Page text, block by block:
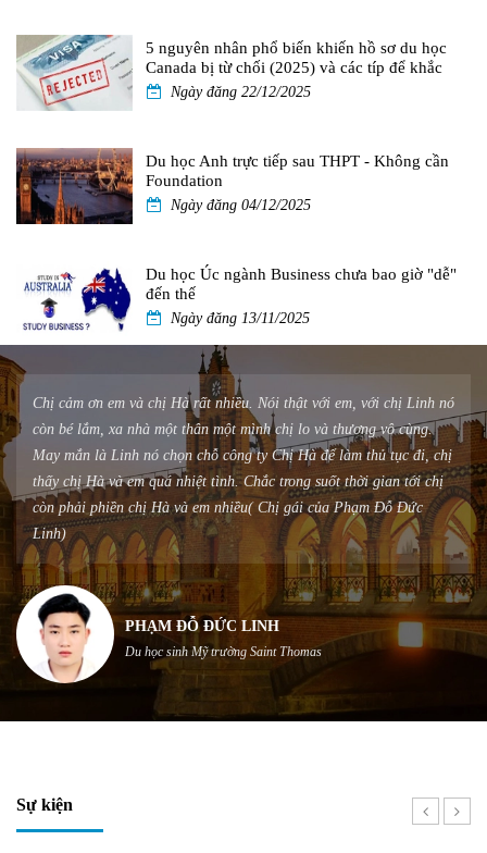
5 nguyên nhân phổ biến khiến hồ sơ du học
Canada bị từ chối (2025) và các típ để khắc
phụcNgày đăng 22/12/2025
Du học Anh trực tiếp sau THPT - Không cần
Foundation
Ngày đăng 04/12/2025
Du học Úc ngành Business chưa bao giờ "dễ"
đến thế
Ngày đăng 13/11/2025
thật với em, với chị Linh nó
lo và thương vô cùng.
Hà để làm thủ tục đi, chị
suốt thời gian tới chị
gái của Phạm Đỗ Đức
Tôi đã may mắn có được visa Ireland sau
Nhờ có công ty Sao Việt mà tôi đã thành
du học của mình.
QUỐC BÌNH
Du học Ireland - EF Dublin
Sự kiện